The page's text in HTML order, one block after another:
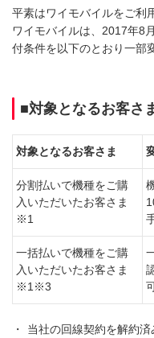
平素はワイモバイルをご利
ワイモバイルは、2017年8
付条件を以下のとおり一部
■対象となるお客さ
対象となるお客さま
分割払いで機種をご購
入いただいたお客さま
※1
一括払いで機種をご購
入いただいたお客さま
※1※3
・
当社の回線契約を解約